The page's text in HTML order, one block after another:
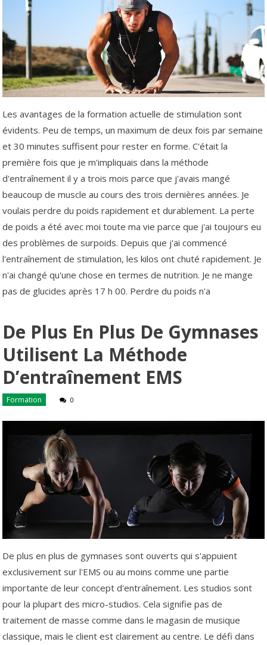
Les avantages de la formation actuelle de stimulation sont
évidents. Peu de temps, un maximum de deux fois par semaine
et 30 minutes suffisent pour rester en forme. C'était la
première fois que je m'impliquais dans la méthode
d'entraînement il y a trois mois parce que j'avais mangé
beaucoup de muscle au cours des trois dernières années. Je
voulais perdre du poids rapidement et durablement. La perte
de poids a été avec moi toute ma vie parce que j'ai toujours eu
des problèmes de surpoids. Depuis que j'ai commencé
l'entraînement de stimulation, les kilos ont chuté rapidement. Je
n'ai changé qu'une chose en termes de nutrition. Je ne mange
pas de glucides après 17 h 00. Perdre du poids n'a
De Plus En Plus De Gymnases
Utilisent La Méthode
D’entraînement EMS
Formation 0
De plus en plus de gymnases sont ouverts qui s'appuient
exclusivement sur l'EMS ou au moins comme une partie
importante de leur concept d'entraînement. Les studios sont
pour la plupart des micro-studios. Cela signifie pas de
traitement de masse comme dans le magasin de musique
classique, mais le client est clairement au centre. Le défi dans